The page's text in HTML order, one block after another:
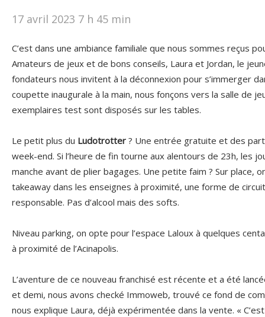
17 avril 2023 7 h 45 min
C’est dans une ambiance familiale que nous sommes reçus
Amateurs de jeux et de bons conseils, Laura et Jordan, le
fondateurs nous invitent à la déconnexion pour s’immerger
coupette inaugurale à la main, nous fonçons vers la salle de
exemplaires test sont disposés sur les tables.
Le petit plus du Ludotrotter ? Une entrée gratuite et des
week-end. Si l’heure de fin tourne aux alentours de 23h, les
manche avant de plier bagages. Une petite faim ? Sur place,
takeaway dans les enseignes à proximité, une forme de
responsable. Pas d’alcool mais des softs.
Niveau parking, on opte pour l’espace Laloux à quelques
à proximité de l’Acinapolis.
L’aventure de ce nouveau franchisé est récente et a été
et demi, nous avons checké Immoweb, trouvé ce fond de
nous explique Laura, déjà expérimentée dans la vente. «